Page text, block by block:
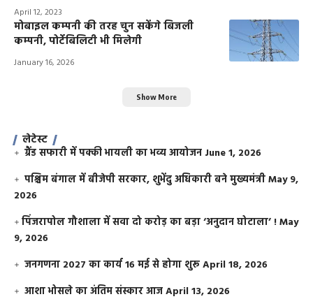
April 12, 2023
मोबाइल कम्पनी की तरह चुन सकेंगे बिजली
कम्पनी, पोर्टेबिलिटी भी मिलेगी
January 16, 2026
Show More
लेटेस्ट
ग्रैंड सफारी में पक्की भायली का भव्य आयोजन June 1, 2026
पश्चिम बंगाल में बीजेपी सरकार, शुभेंदु अधिकारी बने मुख्यमंत्रीMay 9,
2026
​पिंजरापोल गौशाला में सवा दो करोड़ का बड़ा ‘अनुदान घोटाला’ !May
9, 2026
जनगणना 2027 का कार्य 16 मई से होगा शुरूApril 18, 2026
आशा भोसले का अंतिम संस्कार आजApril 13, 2026